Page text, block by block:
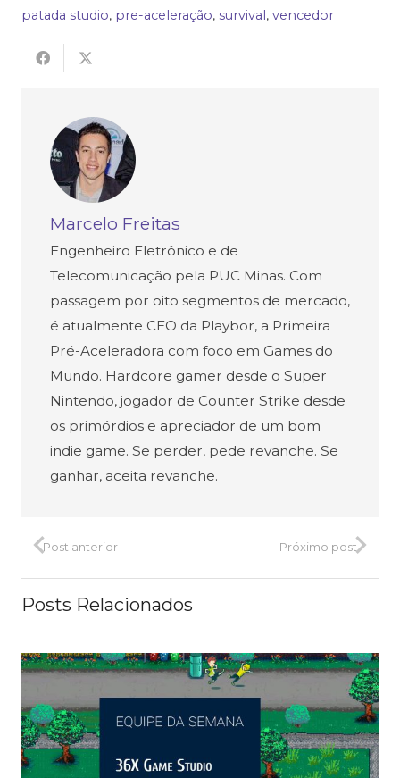
patada studio, pre-aceleração, survival , vencedor
Marcelo Freitas
Engenheiro Eletrônico e de
Telecomunicação pela PUC Minas. Com
passagem por oito segmentos de mercado,
é atualmente CEO da Playbor, a Primeira
Pré-Aceleradora com foco em Games do
Mundo. Hardcore gamer desde o Super
Nintendo, jogador de Counter Strike desde
os primórdios e apreciador de um bom
indie game. Se perder, pede revanche. Se
ganhar, aceita revanche.
Post anterior Próximo post
Posts Relacionados